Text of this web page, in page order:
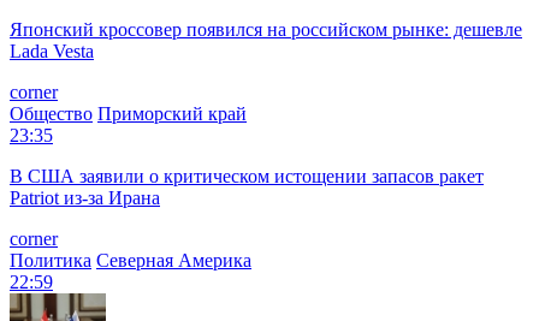
Японский кроссовер появился на российском рынке: дешевле
Lada Vesta
corner
Общество Приморский край
23:35
В США заявили о критическом истощении запасов ракет
Patriot из-за Ирана
corner
Политика Северная Америка
22:59